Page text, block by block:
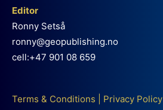
Editor
Ronny Setså
ronny@geopublishing.no
cell:+47 901 08 659
Terms & Conditions Privacy Policy